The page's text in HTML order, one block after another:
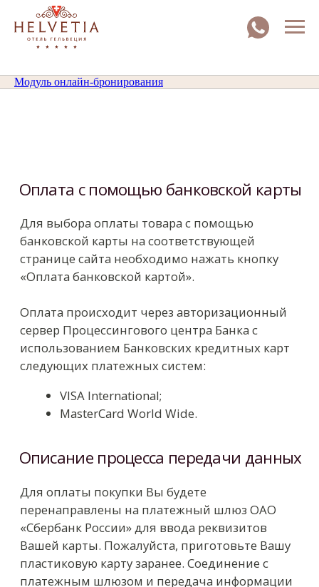
Модуль онлайн-бронирования
Для оплаты покупки Вы будете
перенаправлены на платежный шлюз ОАО
«Сбербанк России» для ввода реквизитов
Вашей карты. Пожалуйста, приготовьте Вашу
пластиковую карту заранее. Соединение с
платежным шлюзом и передача информации
В случае если Ваш банк поддерживает
технологию безопасного проведения
MasterCard Secure Code для проведения
специального пароля. Способы и
возможность получения паролей для
совершения интернет-платежей Вы можете
уточнить в банке, выпустившем карту.
Настоящий сайт поддерживает 258-битное
шифрование. Конфиденциальность
странице сайта необходимо нажать кнопку
«Оплата банковской картой».
Оплата происходит через авторизационный
сервер Процессингового центра Банка с
использованием Банковских кредитных карт
следующих платежных систем:
VISA International;
Описание процесса передачи данных